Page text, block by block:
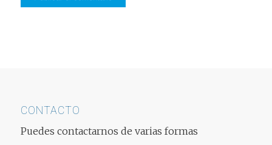
CONTACTO
Puedes contactarnos de varias formas